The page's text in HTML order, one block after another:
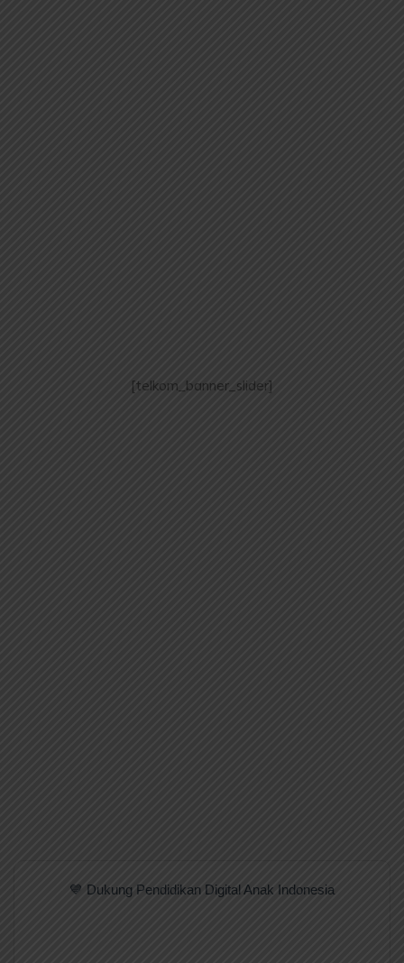
[telkom_banner_slider]
💙 Dukung Pendidikan Digital Anak Indonesia